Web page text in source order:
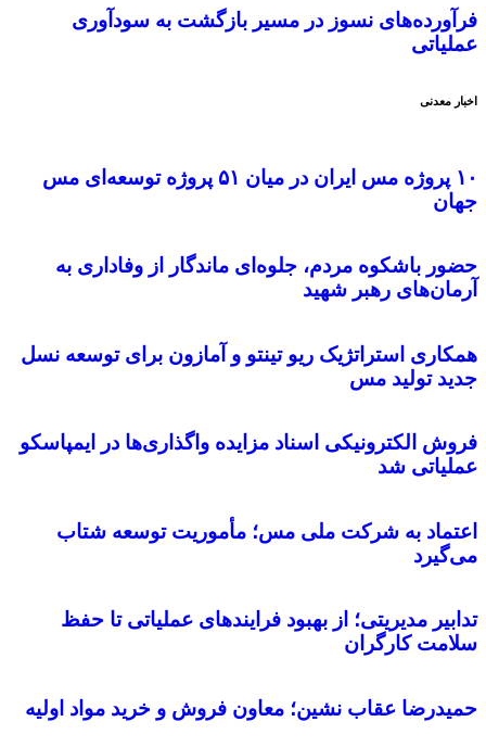
فرآورده‌های نسوز در مسیر بازگشت به سودآوری
عملیاتی
اخبار معدنی
۱۰ پروژه مس ایران در میان ۵۱ پروژه توسعه‌ای مس
جهان
حضور باشکوه مردم، جلوه‌ای ماندگار از وفاداری به
آرمان‌های رهبر شهید
همکاری استراتژیک ریو تینتو و آمازون برای توسعه نسل
جدید تولید مس
فروش الکترونیکی اسناد مزایده واگذاری‌ها در ایمپاسکو
عملیاتی شد
اعتماد به شرکت ملی مس؛ مأموریت توسعه شتاب
می‌گیرد
تدابیر مدیریتی؛ از بهبود فرایندهای عملیاتی تا حفظ
سلامت کارگران
حمیدرضا عقاب نشین؛ معاون فروش و خرید مواد اولیه